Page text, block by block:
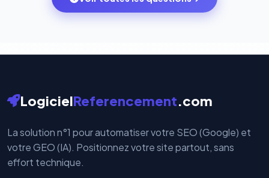
par nos serveurs — elles sont gérées directement et
LogicielReferencement.com
La solution n°1 pour automatiser votre SEO (Google) et
votre GEO (IA). Positionnez votre site partout, sans
effort technique.